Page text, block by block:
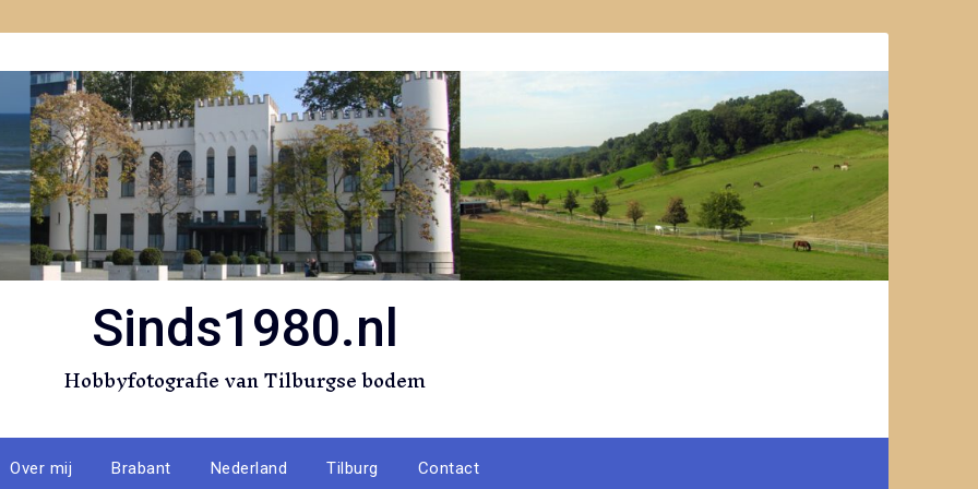
Sinds1980.nl
Hobbyfotografie van Tilburgse bodem
Over mij Brabant Nederland Tilburg Contact